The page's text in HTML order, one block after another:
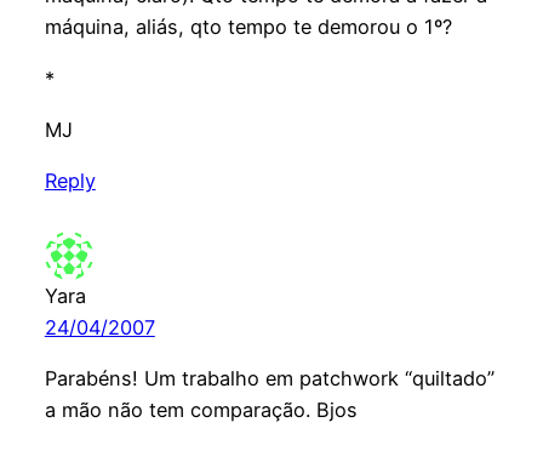
máquina, aliás, qto tempo te demorou o 1º?
*
MJ
Reply
Yara
24/04/2007
Parabéns! Um trabalho em patchwork “quiltado”
a mão não tem comparação. Bjos